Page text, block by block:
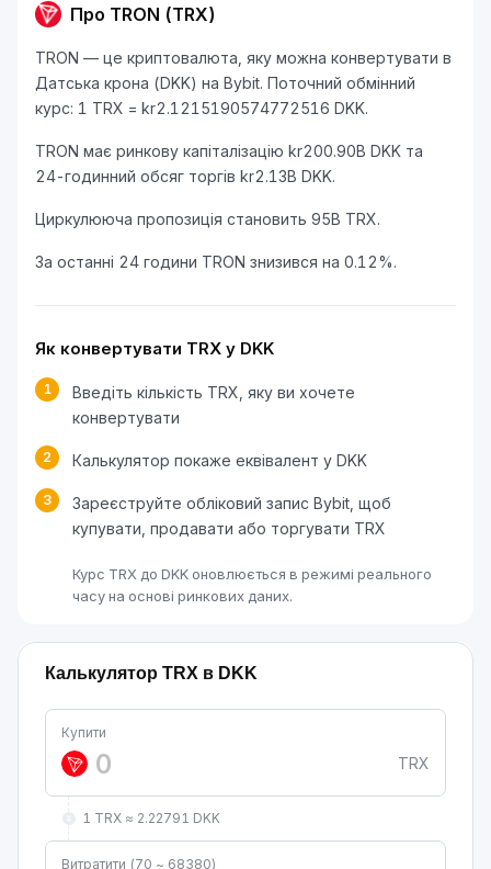
Про TRON (TRX)
TRON — це криптовалюта, яку можна конвертувати в
Датська крона (DKK) на Bybit. Поточний обмінний
курс: 1 TRX = kr2.1215190574772516 DKK.
TRON має ринкову капіталізацію kr200.90B DKK та
24-годинний обсяг торгів kr2.13B DKK.
Циркулююча пропозиція становить 95B TRX.
За останні 24 години TRON знизився на 0.12%.
Як конвертувати TRX у DKK
1
Введіть кількість TRX, яку ви хочете
конвертувати
2 Калькулятор покаже еквівалент у DKK
3
Зареєструйте обліковий запис Bybit, щоб
купувати, продавати або торгувати TRX
Курс TRX до DKK оновлюється в режимі реального
часу на основі ринкових даних.
Калькулятор TRX в DKK
Купити
TRX
1 TRX ≈ 2.22791 DKK
Витратити (70 ~ 68380)